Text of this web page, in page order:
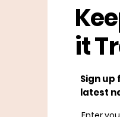
it
Sign
latest